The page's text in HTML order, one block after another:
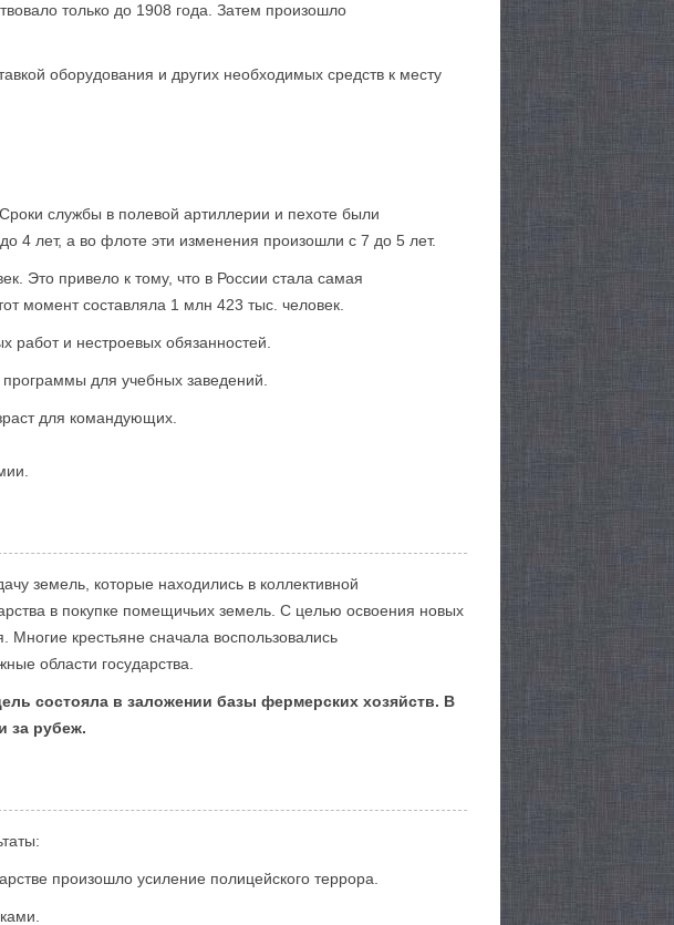
только до 1908 года. Затем произошло
оборудования и других необходимых средств к месту
службы в полевой артиллерии и пехоте были
4 лет, а во флоте эти изменения произошли с 7 до 5 лет.
Это привело к тому, что в России стала самая
момент составляла 1 млн 423 тыс. человек.
работ и нестроевых обязанностей.
для учебных заведений.
для командующих.
земель, которые находились в коллективной
в покупке помещичьих земель. С целью освоения новых
крестьяне сначала воспользовались
области государства.
состояла в заложении базы фермерских хозяйств. В
за рубеж.
произошло усиление полицейского террора.